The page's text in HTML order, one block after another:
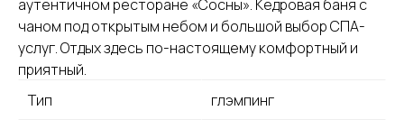
аутентичном ресторане «Сосны». Кедровая баня с
чаном под открытым небом и большой выбор СПА-
услуг. Отдых здесь по-настоящему комфортный и
приятный.
Тип
глэмпинг